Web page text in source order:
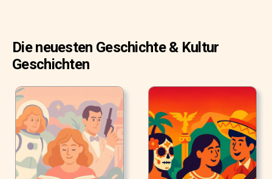
Die neuesten Geschichte & Kultur
Geschichten